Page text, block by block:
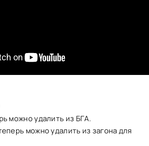
можно удалить из БГА.
можно удалить из загона для